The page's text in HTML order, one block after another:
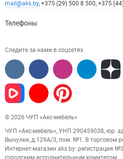
mail@aks.by, +375 (29) 500 8 500, +375
Телефоны
Следите за нами в соцсетях
© 2026 ЧУП «Акс-мебель»
ЧУП «Акс-мебель», УНП 290459038, юр.
Вычулки, д.129А/3, пом. №1. В торговом
Интернет-магазин aks.by: регистрация
городским исполнительным комитетом.